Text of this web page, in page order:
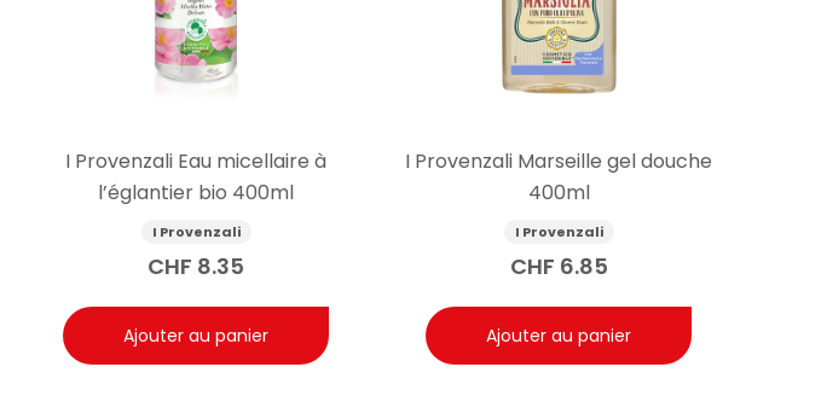
I Provenzali Eau micellaire à
l’églantier bio 400ml
I Provenzali
CHF 8.35
Ajouter au panier
I Provenzali Marseille gel douche
400ml
I Provenzali
CHF 6.85
Ajouter au panier